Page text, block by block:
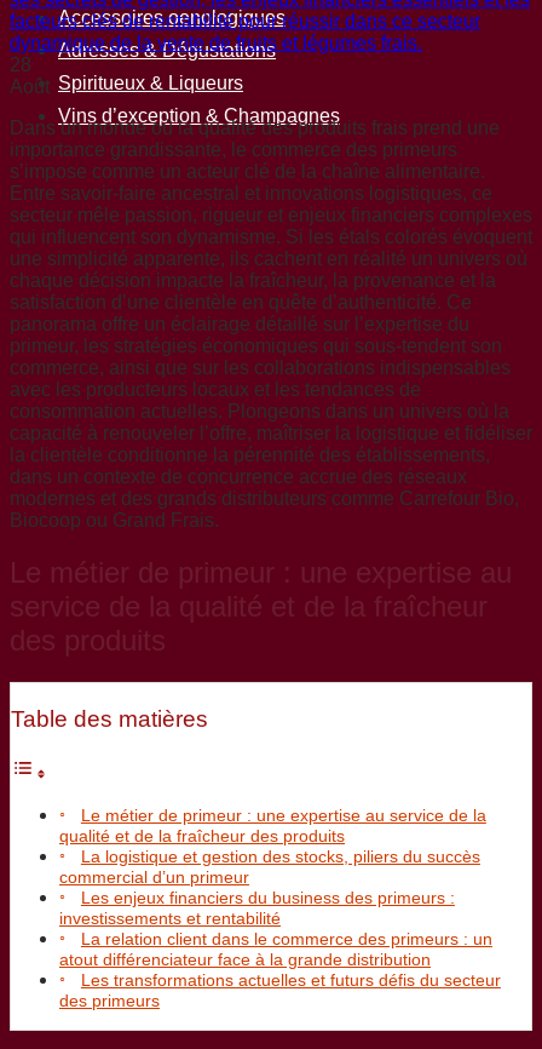
Accessoires oenologiques
Adresses & Dégustations
Spiritueux & Liqueurs
Vins d’exception & Champagnes
28
Août
Dans un monde où la qualité des produits frais prend une
importance grandissante, le commerce des primeurs
s’impose comme un acteur clé de la chaîne alimentaire.
Entre savoir-faire ancestral et innovations logistiques, ce
secteur mêle passion, rigueur et enjeux financiers complexes
qui influencent son dynamisme. Si les étals colorés évoquent
une simplicité apparente, ils cachent en réalité un univers où
chaque décision impacte la fraîcheur, la provenance et la
satisfaction d’une clientèle en quête d’authenticité. Ce
panorama offre un éclairage détaillé sur l’expertise du
primeur, les stratégies économiques qui sous-tendent son
commerce, ainsi que sur les collaborations indispensables
avec les producteurs locaux et les tendances de
consommation actuelles. Plongeons dans un univers où la
capacité à renouveler l’offre, maîtriser la logistique et fidéliser
la clientèle conditionne la pérennité des établissements,
dans un contexte de concurrence accrue des réseaux
modernes et des grands distributeurs comme Carrefour Bio,
Biocoop ou Grand Frais.
Le métier de primeur : une expertise au
service de la qualité et de la fraîcheur
des produits
Table des matières
Le métier de primeur : une expertise au service de la
qualité et de la fraîcheur des produits
La logistique et gestion des stocks, piliers du succès
commercial d’un primeur
Les enjeux financiers du business des primeurs :
investissements et rentabilité
La relation client dans le commerce des primeurs : un
atout différenciateur face à la grande distribution
Les transformations actuelles et futurs défis du secteur
des primeurs